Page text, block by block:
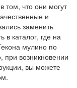
том, что они могут
и
заменить
каталог, где на
мулино по
при возникновении
вы можете